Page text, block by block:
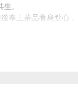
。
奉上茶品養身點心，